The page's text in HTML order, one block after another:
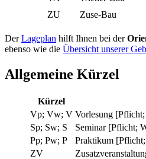
ZU
Zuse-Bau
DerLageplan hilft Ihnen bei der
ebenso wie die Übersicht unserer
Allgemeine Kürzel
Kürzel
Vp; Vw; V Vorlesung
Sp; Sw; S
Seminar [Pflicht;
Pp; Pw; P
Praktikum
ZV